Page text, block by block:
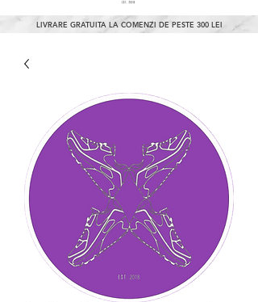
LIVRARE GRATUITA LA COMENZI DE PESTE 300 LEI